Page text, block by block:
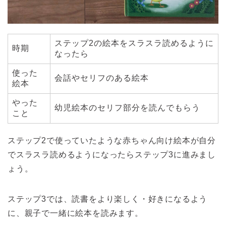
時期
ステップ2の絵本をスラスラ読めるように
なったら
使った
絵本
会話やセリフのある絵本
やった
こと
幼児絵本のセリフ部分を読んでもらう
ステップ2で使っていたような赤ちゃん向け絵本が自分
でスラスラ読めるようになったらステップ3に進みまし
ょう。
ステップ3では、読書をより楽しく・好きになるよう
に、親子で一緒に絵本を読みます。